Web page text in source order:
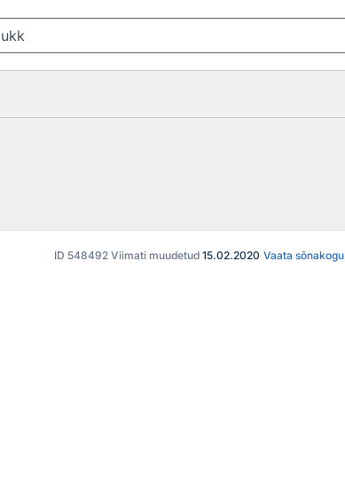
ID 548492 Viimati muudetud 15.02.2020 Vaata sõnakogu